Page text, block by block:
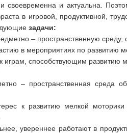
своевременна и актуальна.
в игровой, продуктивной,
задачи:
– пространственную
в мероприятиях по развитию
играм, способствующим развитию
– пространственная среда
к развитию мелкой
увереннее работают в